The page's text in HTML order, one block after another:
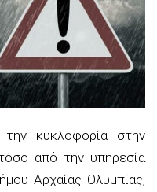
κυκλοφορία στην
από την υπηρεσία
Αρχαίας Ολυμπίας,